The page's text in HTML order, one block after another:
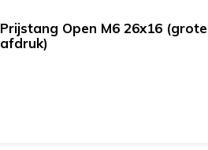
Prijstang Open M6 26x16 (grote
afdruk)